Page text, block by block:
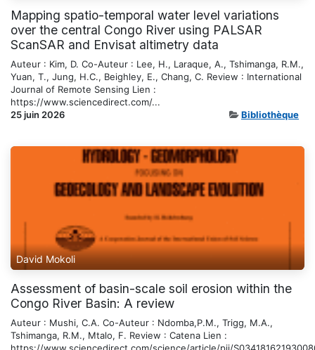
Mapping spatio-temporal water level variations
over the central Congo River using PALSAR
ScanSAR and Envisat altimetry data
Auteur : Kim, D. Co-Auteur : Lee, H., Laraque, A., Tshimanga, R.M.,
Yuan, T., Jung, H.C., Beighley, E., Chang, C. Review : International
Journal of Remote Sensing Lien :
https://www.sciencedirect.com/...
25 juin 2026
Bibliothèque
David Mokoli
Assessment of basin-scale soil erosion within the
Congo River Basin: A review
Auteur : Mushi, C.A. Co-Auteur : Ndomba,P.M., Trigg, M.A.,
Tshimanga, R.M., Mtalo, F. Review : Catena Lien :